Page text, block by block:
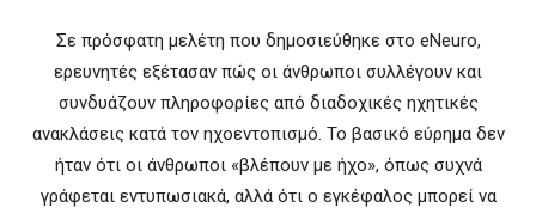
Σε πρόσφατη μελέτη που δημοσιεύθηκε στο eNeuro,
ερευνητές εξέτασαν πώς οι άνθρωποι συλλέγουν και
συνδυάζουν πληροφορίες από διαδοχικές ηχητικές
ανακλάσεις κατά τον ηχοεντοπισμό. Το βασικό εύρημα δεν
ήταν ότι οι άνθρωποι «βλέπουν με ήχο», όπως συχνά
γράφεται εντυπωσιακά, αλλά ότι ο εγκέφαλος μπορεί να